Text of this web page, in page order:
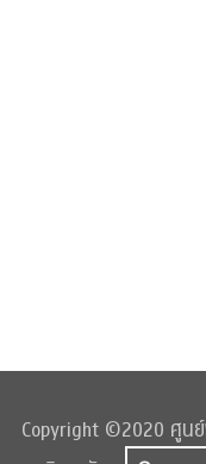
Copyright ©2020 ศูน